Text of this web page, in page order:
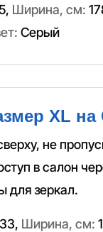
, Ширина, см:
Серый
XL на
не
в салон
для зеркал.
, Ширина, см: